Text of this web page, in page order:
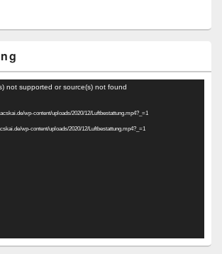
not supported or source(s) not found
wp-content/uploads/2020/12/Luftbestattung.mp4?_=1
wp-content/uploads/2020/12/Luftbestattung.mp4?_=1